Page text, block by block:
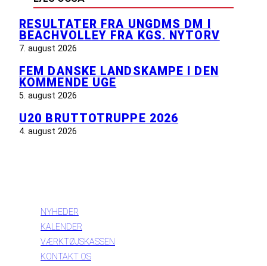
RESULTATER FRA UNGDMS DM I
BEACHVOLLEY FRA KGS. NYTORV
7. august 2026
FEM DANSKE LANDSKAMPE I DEN
KOMMENDE UGE
5. august 2026
U20 BRUTTOTRUPPE 2026
4. august 2026
NYHEDER
KALENDER
VÆRKTØJSKASSEN
KONTAKT OS